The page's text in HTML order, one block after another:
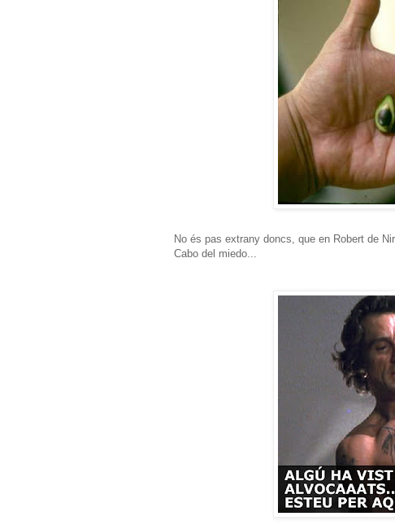
No és pas extrany doncs, que en Robert de
Cabo del miedo...